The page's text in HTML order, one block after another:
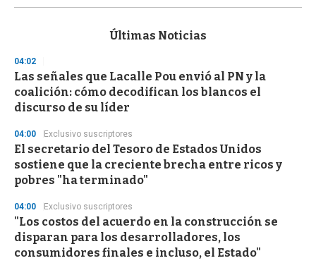
s
d
s
o
f
3
s
e
c
o
n
d
Últimas Noticias
04:02
Las señales que Lacalle Pou envió al PN y la
coalición: cómo decodifican los blancos el
discurso de su líder
04:00 Exclusivo suscriptores
El secretario del Tesoro de Estados Unidos
sostiene que la creciente brecha entre ricos y
pobres "ha terminado"
04:00 Exclusivo suscriptores
"Los costos del acuerdo en la construcción se
disparan para los desarrolladores, los
consumidores finales e incluso, el Estado"